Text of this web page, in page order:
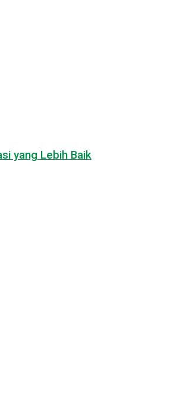
yang Lebih Baik